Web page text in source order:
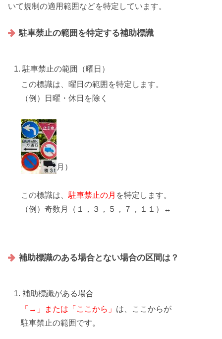
いて規制の適用範囲などを特定しています。
駐車禁止の範囲を特定する補助標識
駐車禁止の範囲（曜日）
この標識は、 曜日の範囲 を特定します。
（例）日曜・休日を除く
月）
この標識は、 駐車禁止の月 を特定します。
（例）奇数月（１，３，５，７，１１）↔
補助標識のある場合とない場合の区間は？
補助標識がある場合
「→」または「ここから」 は、ここからが
駐車禁止の範囲です。